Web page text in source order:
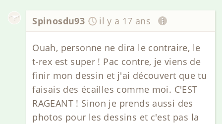
Spinosdu93 il y a 17 ans
Ouah, personne ne dira le contraire, le
t-rex est super ! Pac contre, je viens de
finir mon dessin et j'ai découvert que tu
faisais des écailles comme moi. C'EST
RAGEANT ! Sinon je prends aussi des
photos pour les dessins et c'est pas la